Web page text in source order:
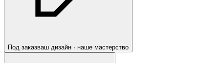
Под заказваш дизайн · наше мастерство